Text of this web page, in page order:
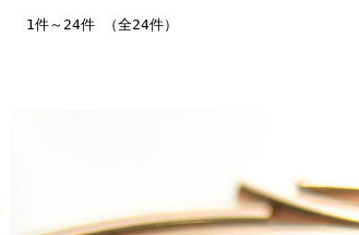
1件～24件 （全24件）